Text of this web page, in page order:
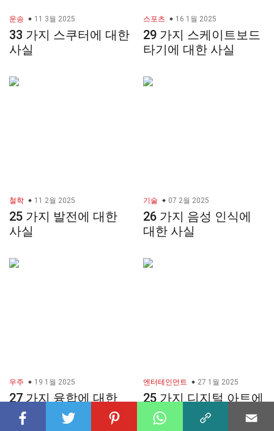
운송 11 3월 2025
33 가지 스쿠터에 대한
사실
스포츠 16 1월 2025
29 가지 스케이트보드
타기에 대한 사실
철학 11 2월 2025
25 가지 발전에 대한
사실
기술 07 2월 2025
26 가지 음성 인식에
대한 사실
우주 19 1월 2025
27 가지 융합에 대한
사실
엔터테인먼트 27 1월 2025
25 가지 디지털 아트에
대한 사실